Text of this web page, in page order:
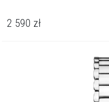
2 590 zł